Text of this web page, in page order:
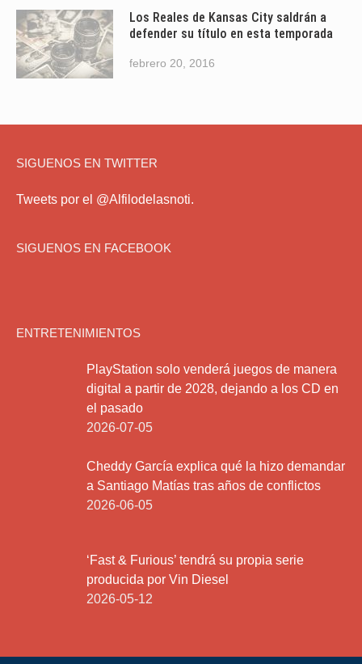
Los Reales de Kansas City saldrán a
defender su título en esta temporada
febrero 20, 2016
SIGUENOS EN TWITTER
Tweets por el @Alfilodelasnoti.
SIGUENOS EN FACEBOOK
ENTRETENIMIENTOS
PlayStation solo venderá juegos de manera
digital a partir de 2028, dejando a los CD en
el pasado
2026-07-05
Cheddy García explica qué la hizo demandar
a Santiago Matías tras años de conflictos
2026-06-05
‘Fast & Furious’ tendrá su propia serie
producida por Vin Diesel
2026-05-12